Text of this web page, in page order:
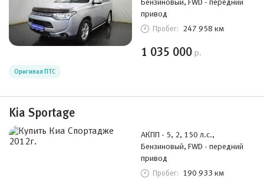
привод
Пробег: 247 958 км
1 035 000 р.
Оригинал ПТС
Kia Sportage
АКПП - 5, 2, 150 л.с.,
Бензиновый, FWD - передний
привод
Пробег: 190 933 км